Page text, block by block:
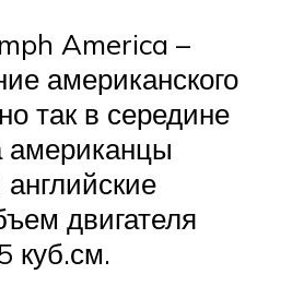
America –
американского
так в середине
американцы
двигателя
куб.см.